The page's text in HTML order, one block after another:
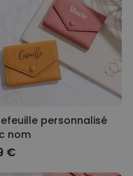
exemplaires
vendus
le rythme en ces
à nos tasses et nos
des beaux
après une rude
pour que la rentrée
cadeaux rentrée de
personnalisé
nom
€